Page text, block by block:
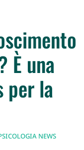
È una
per la
NEWS